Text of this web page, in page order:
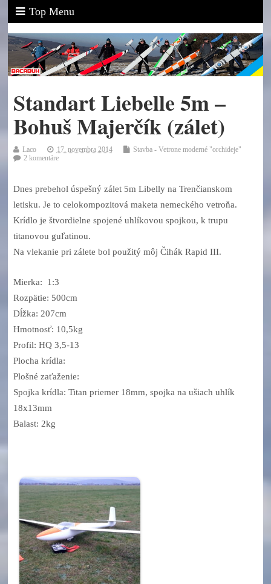
Top Menu
Standart Liebelle 5m –
Bohuš Majerčík (zálet)
Laco 17. novembra 2014
Stavba - Vetrone moderné "orchideje"
2 komentáre
Dnes prebehol úspešný zálet 5m Libelly na Trenčianskom
letisku. Je to celokompozitová maketa nemeckého vetroňa.
Krídlo je štvordielne spojené uhlíkovou spojkou, k trupu
titanovou guľatinou.
Na vlekanie pri zálete bol použitý môj Čihák Rapid III.
Mierka: 1:3
Rozpätie: 500cm
Dĺžka: 207cm
Hmotnosť: 10,5kg
Profil: HQ 3,5-13
Plocha krídla:
Plošné zaťaženie:
Spojka krídla: Titan priemer 18mm, spojka na ušiach uhlík
18x13mm
Balast: 2kg